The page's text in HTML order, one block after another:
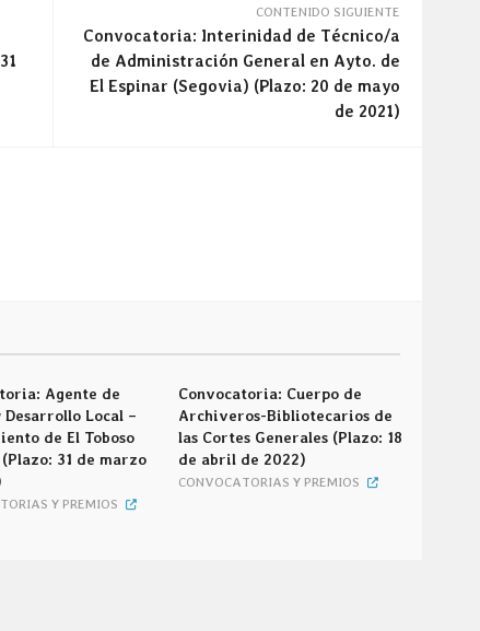
CONTENIDO SIGUIENTE
Convocatoria: Interinidad de Técnico/a
de Administración General en Ayto. de
El Espinar (Segovia) (Plazo: 20 de mayo
de 2021)
Agente de
Desarrollo Local –
de El Toboso
31 de marzo
Y PREMIOS
Convocatoria: Cuerpo de
Archiveros-Bibliotecarios de
las Cortes Generales (Plazo: 18
de abril de 2022)
CONVOCATORIAS Y PREMIOS